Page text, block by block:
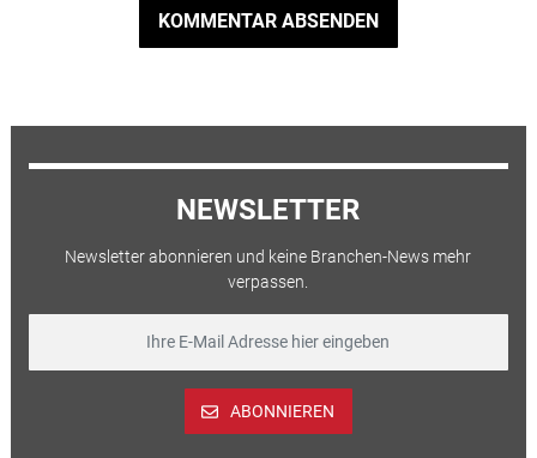
KOMMENTAR ABSENDEN
NEWSLETTER
Newsletter abonnieren und keine Branchen-News mehr
verpassen.
ABONNIEREN